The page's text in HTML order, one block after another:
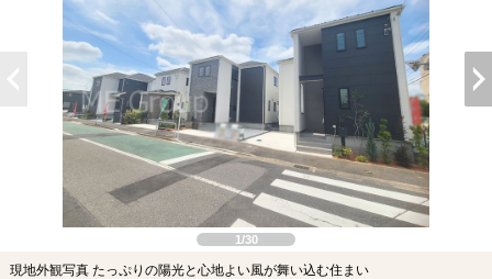
1/30
現地外観写真 たっぷりの陽光と心地よい風が舞い込む住まい